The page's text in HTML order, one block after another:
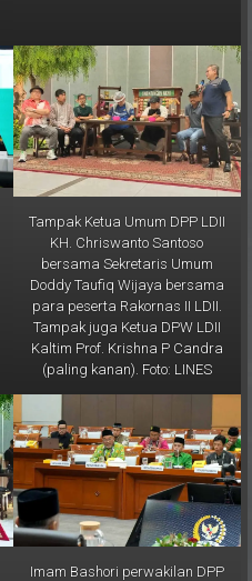
Tampak Ketua Umum DPP LDII
KH. Chriswanto Santoso
bersama Sekretaris Umum
Doddy Taufiq Wijaya bersama
para peserta Rakornas II LDII.
Tampak juga Ketua DPW LDII
Kaltim Prof. Krishna P Candra
(paling kanan). Foto: LINES
Imam Bashori perwakilan DPP
LDII saat mengusulkan urusan